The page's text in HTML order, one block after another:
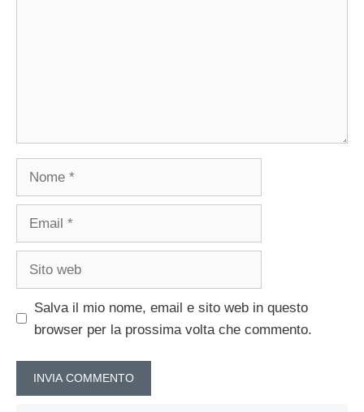
Nome
Email
Sito
Salva il mio nome, email e sito web in questo
browser per la prossima volta che commento.